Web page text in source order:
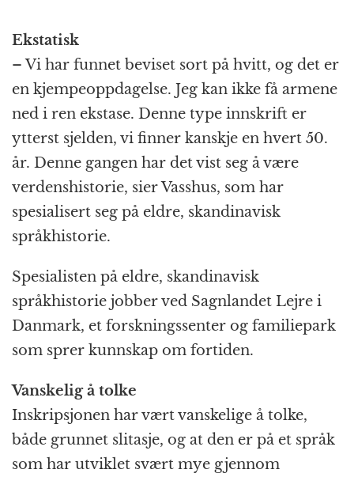
Ekstatisk
– Vi har funnet beviset sort på hvitt, og det er
en kjempeoppdagelse. Jeg kan ikke få armene
ned i ren ekstase. Denne type innskrift er
ytterst sjelden, vi finner kanskje en hvert 50.
år. Denne gangen har det vist seg å være
verdenshistorie, sier Vasshus, som har
spesialisert seg på eldre, skandinavisk
språkhistorie.
Spesialisten på eldre, skandinavisk
språkhistorie jobber ved Sagnlandet Lejre i
Danmark, et forskningssenter og familiepark
som sprer kunnskap om fortiden.
Vanskelig å tolke
Inskripsjonen har vært vanskelige å tolke,
både grunnet slitasje, og at den er på et språk
som har utviklet svært mye gjennom